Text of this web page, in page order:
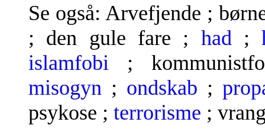
Se også: Arvefjende ;
; den gule fare ; had ;
islamfobi ;
misogyn ; ondskab ;
psykose ; terrorisme ;